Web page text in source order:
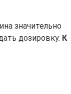
значительно
дозировку. К